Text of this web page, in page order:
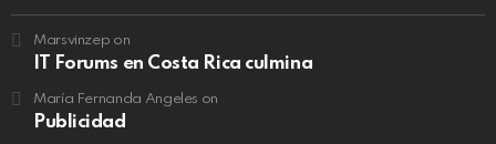
Marsvinzep on
IT Forums en Costa Rica culmina
María Fernanda Angeles on
Publicidad